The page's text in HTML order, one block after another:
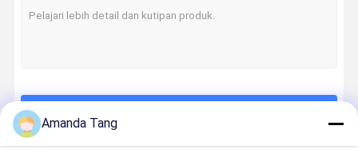
Filter Sedimen Air
Generator gelembung ultra halus
Detektor Kebocoran Air
Amanda Tang